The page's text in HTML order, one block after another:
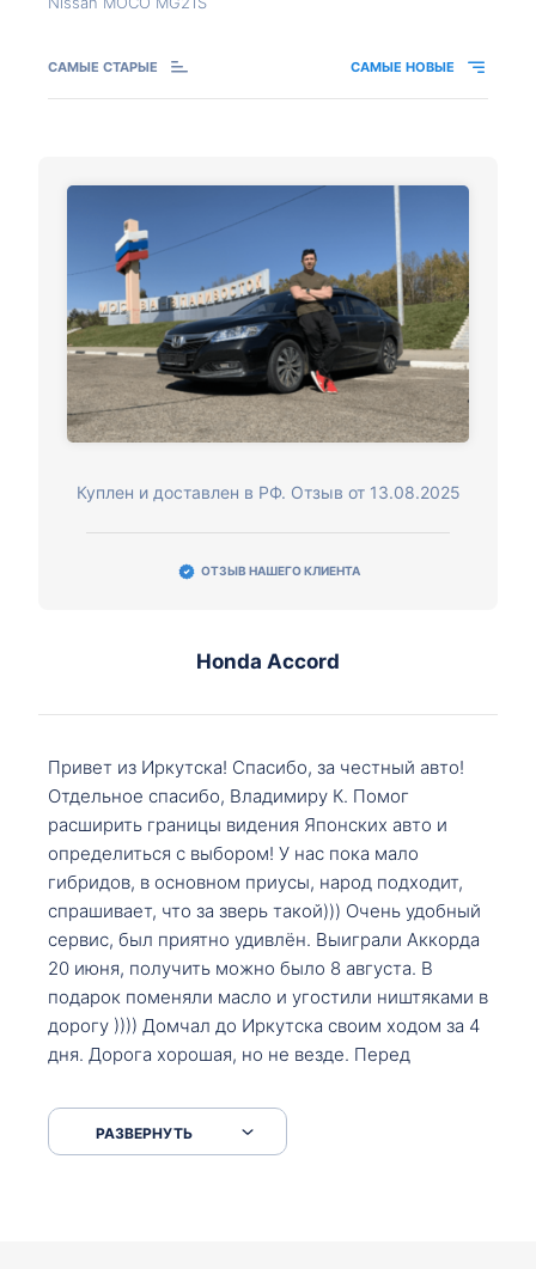
САМЫЕ СТАРЫЕ САМЫЕ НОВЫЕ
Куплен и доставлен в РФ. Отзыв от 13.08.2025
ОТЗЫВ НАШЕГО КЛИЕНТА
Honda Accord
Привет из Иркутска! Спасибо, за честный авто!
Отдельное спасибо, Владимиру К. Помог
расширить границы видения Японских авто и
определиться с выбором! У нас пока мало
гибридов, в основном приусы, народ подходит,
спрашивает, что за зверь такой))) Очень удобный
сервис, был приятно удивлён. Выиграли Аккорда
20 июня, получить можно было 8 августа. В
подарок поменяли масло и угостили ништяками в
дорогу )))) Домчал до Иркутска своим ходом за 4
дня. Дорога хорошая, но не везде. Перед
серпантинах по пути следования.
РАЗВЕРНУТЬ